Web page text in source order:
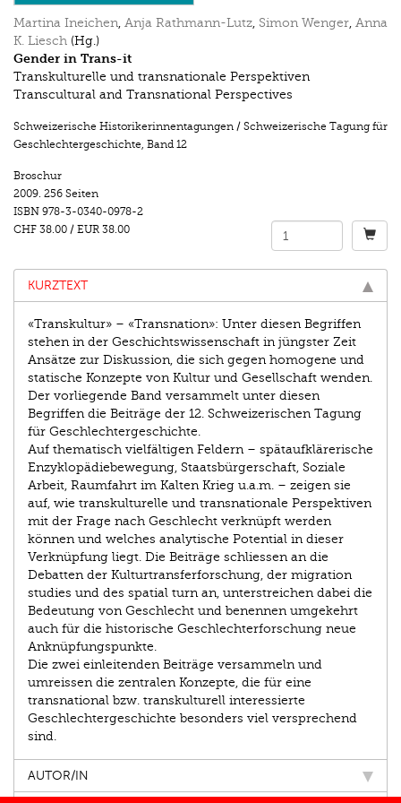
Martina Ineichen, Anja Rathmann-Lutz, Simon Wenger, Anna
K. Liesch (Hg.)
Gender in Trans-it
Transkulturelle und transnationale Perspektiven
Transcultural and Transnational Perspectives
Schweizerische Historikerinnentagungen / Schweizerische Tagung für
Geschlechtergeschichte, Band 12
Broschur
2009. 256 Seiten
ISBN 978-3-0340-0978-2
CHF 38.00 / EUR 38.00
KURZTEXT
«Transkultur» – «Transnation»: Unter diesen Begriffen
stehen in der Geschichtswissenschaft in jüngster Zeit
Ansätze zur Diskussion, die sich gegen homogene und
statische Konzepte von Kultur und Gesellschaft wenden.
Der vorliegende Band versammelt unter diesen
Begriffen die Beiträge der 12. Schweizerischen Tagung
für Geschlechtergeschichte.
Auf thematisch vielfältigen Feldern – spätaufklärerische
Enzyklopädiebewegung, Staatsbürgerschaft, Soziale
Arbeit, Raumfahrt im Kalten Krieg u.a.m. – zeigen sie
auf, wie transkulturelle und transnationale Perspektiven
mit der Frage nach Geschlecht verknüpft werden
können und welches analytische Potential in dieser
Verknüpfung liegt. Die Beiträge schliessen an die
Debatten der Kulturtransferforschung, der migration
studies und des spatial turn an, unterstreichen dabei die
Bedeutung von Geschlecht und benennen umgekehrt
auch für die historische Geschlechterforschung neue
Anknüpfungspunkte.
Die zwei einleitenden Beiträge versammeln und
umreissen die zentralen Konzepte, die für eine
transnational bzw. transkulturell interessierte
Geschlechtergeschichte besonders viel versprechend
sind.
AUTOR/IN